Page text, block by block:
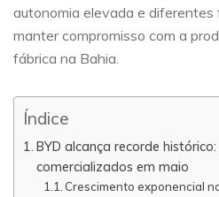
autonomia elevada e diferentes
manter compromisso com a
fábrica na Bahia.
Índice
BYD alcança recorde
comercializados em maio
Crescimento exponencial